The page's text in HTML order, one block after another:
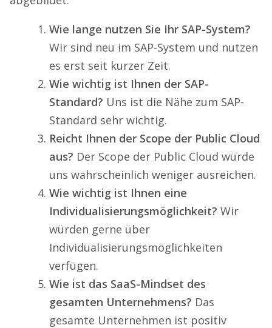
Wie lange nutzen Sie Ihr SAP-System?
Wir sind neu im SAP-System und nutzen
es erst seit kurzer Zeit.
Wie wichtig ist Ihnen der SAP-
Standard? Uns ist die Nähe zum SAP-
Standard sehr wichtig.
Reicht Ihnen der Scope der Public Cloud
aus? Der Scope der Public Cloud würde
uns wahrscheinlich weniger ausreichen.
Wie wichtig ist Ihnen eine
Individualisierungsmöglichkeit? Wir
würden gerne über
Individualisierungsmöglichkeiten
verfügen.
Wie ist das SaaS-Mindset des
gesamten Unternehmens? Das
gesamte Unternehmen ist positiv